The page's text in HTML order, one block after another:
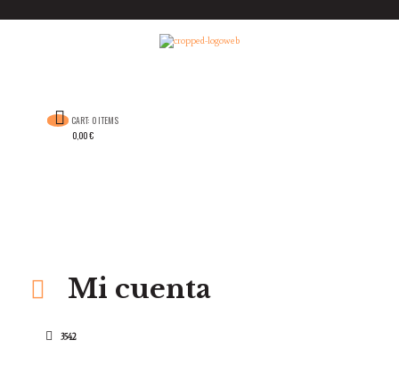
CART: 0 ITEMS
0,00 €
Mi cuenta
3542